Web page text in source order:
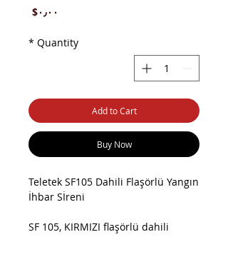
‎$۰٫۰۰Price
Quantity
*
Add to Cart
Buy Now
Teletek SF105 Dahili Flaşörlü Yangın
İhbar Sİreni
SF 105, KIRMIZI flaşörlü dahili